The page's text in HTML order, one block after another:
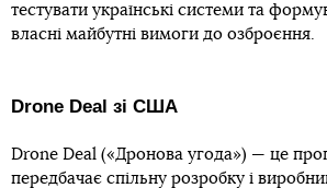
тестувати українські системи та
власні майбутні вимоги до озброєння.
Drone Deal зі США
Drone Deal («Дронова угода») — це
передбачає спільну розробку і